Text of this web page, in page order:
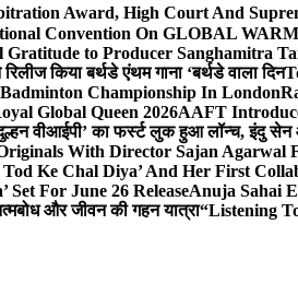
Award, High Court And
Convention On GLOBAL
to Producer Sanghamitra
किया बर्थडे एंथम गाना ‘बर्थडे वाला दिन
Championship In London
Global Queen 2026AAFT
दुल्हन वीआईपी’ का फर्स्ट लुक हुआ लॉन्च, इंदु
With Director Sajan
Ke Chal Diya’ And Her First
For June 26 ReleaseAnuja Sahai
और जीवन की गहन यात्रा“Listening